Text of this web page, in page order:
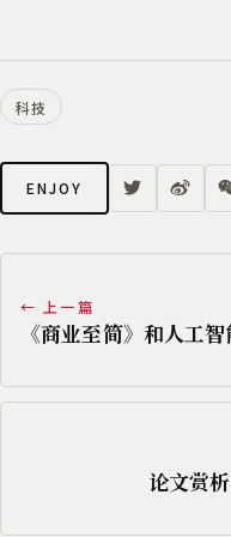
科技
ENJOY
← 上一篇
《商业至简》和人工智
论文赏